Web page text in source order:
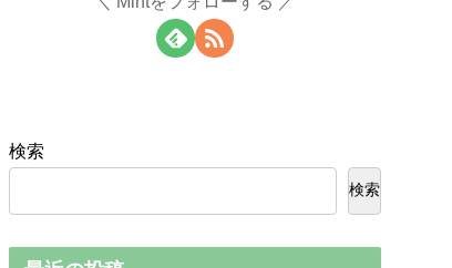
検索
検索